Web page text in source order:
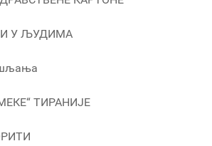
У ЉУДИМА
ТИРАНИЈЕ